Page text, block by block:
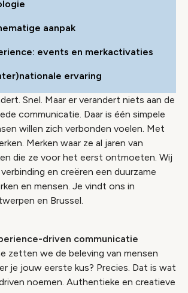
aanpak
events en merkactivaties
ervaring
Snel. Maar er verandert niets aan de
communicatie. Daar is één simpele
willen zich verbonden voelen. Met
Merken waar ze al jaren van
die ze voor het eerst ontmoeten. Wij
en creëren een duurzame
en mensen. Je vindt ons in
en Brussel.
driven communicatie
zetten we de beleving van mensen
je jouw eerste kus? Precies. Dat is wat
noemen. Authentieke en creatieve